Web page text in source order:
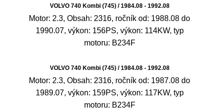
VOLVO 740 Kombi (745) / 1984.08 - 1992.08
Motor: 2.3, Obsah: 2316, ročník od: 1988.08 do
1990.07, výkon: 156PS, výkon: 114KW, typ
motoru: B234F
VOLVO 740 Kombi (745) / 1984.08 - 1992.08
Motor: 2.3, Obsah: 2316, ročník od: 1987.08 do
1989.07, výkon: 159PS, výkon: 117KW, typ
motoru: B234F